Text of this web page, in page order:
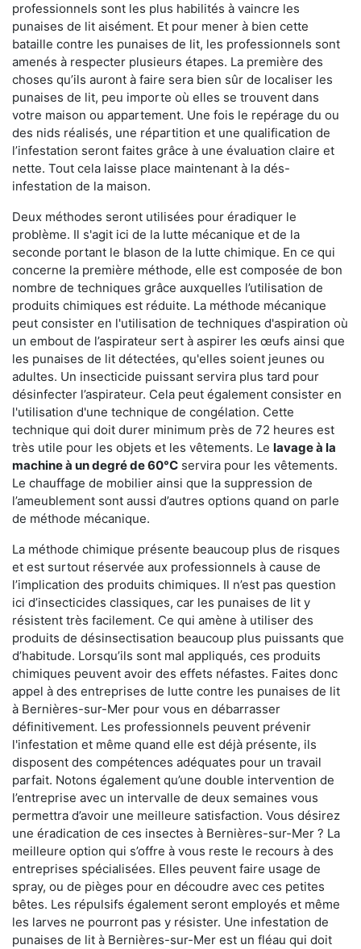
professionnels sont les plus habilités à vaincre les
punaises de lit aisément. Et pour mener à bien cette
bataille contre les punaises de lit, les professionnels sont
amenés à respecter plusieurs étapes. La première des
choses qu’ils auront à faire sera bien sûr de localiser les
punaises de lit, peu importe où elles se trouvent dans
votre maison ou appartement. Une fois le repérage du ou
des nids réalisés, une répartition et une qualification de
l’infestation seront faites grâce à une évaluation claire et
nette. Tout cela laisse place maintenant à la dés-
infestation de la maison.
Deux méthodes seront utilisées pour éradiquer le
problème. Il s'agit ici de la lutte mécanique et de la
seconde portant le blason de la lutte chimique. En ce qui
concerne la première méthode, elle est composée de bon
nombre de techniques grâce auxquelles l’utilisation de
produits chimiques est réduite. La méthode mécanique
peut consister en l'utilisation de techniques d'aspiration où
un embout de l’aspirateur sert à aspirer les œufs ainsi que
les punaises de lit détectées, qu'elles soient jeunes ou
adultes. Un insecticide puissant servira plus tard pour
désinfecter l’aspirateur. Cela peut également consister en
l'utilisation d'une technique de congélation. Cette
technique qui doit durer minimum près de 72 heures est
très utile pour les objets et les vêtements. Le lavage à la
machine à un degré de 60°C servira pour les vêtements.
Le chauffage de mobilier ainsi que la suppression de
l’ameublement sont aussi d’autres options quand on parle
de méthode mécanique.
La méthode chimique présente beaucoup plus de risques
et est surtout réservée aux professionnels à cause de
l’implication des produits chimiques. Il n’est pas question
ici d’insecticides classiques, car les punaises de lit y
résistent très facilement. Ce qui amène à utiliser des
produits de désinsectisation beaucoup plus puissants que
d’habitude. Lorsqu’ils sont mal appliqués, ces produits
chimiques peuvent avoir des effets néfastes. Faites donc
appel à des entreprises de lutte contre les punaises de lit
à Bernières-sur-Mer pour vous en débarrasser
définitivement. Les professionnels peuvent prévenir
l'infestation et même quand elle est déjà présente, ils
disposent des compétences adéquates pour un travail
parfait. Notons également qu’une double intervention de
l’entreprise avec un intervalle de deux semaines vous
permettra d’avoir une meilleure satisfaction. Vous désirez
une éradication de ces insectes à Bernières-sur-Mer ? La
meilleure option qui s’offre à vous reste le recours à des
entreprises spécialisées. Elles peuvent faire usage de
spray, ou de pièges pour en découdre avec ces petites
bêtes. Les répulsifs également seront employés et même
les larves ne pourront pas y résister. Une infestation de
punaises de lit à Bernières-sur-Mer est un fléau qui doit